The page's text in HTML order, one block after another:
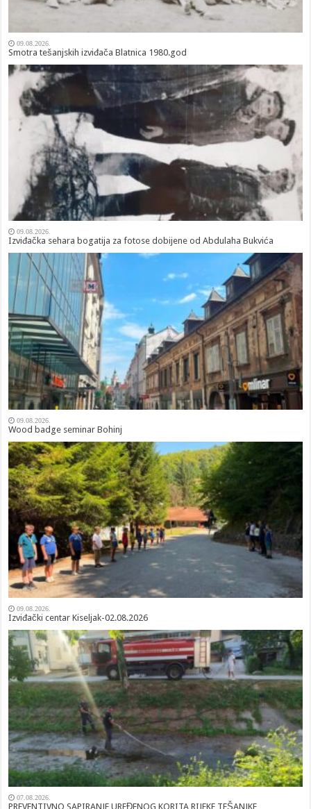
09.08.2026.
Smotra tešanjskih izviđača Blatnica 1980.god
09.08.2026.
Izviđačka sehara bogatija za fotose dobijene od Abdulaha Bukvića
09.08.2026.
Wood badge seminar Bohinj
09.08.2026.
Izviđački centar Kiseljak-02.08.2026
07.08.2026.
PREVENTIVNO SAPIRANJE UREĐENOG KORITA RIJEKE TEŠANJKE